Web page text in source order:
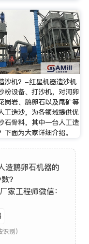
沙机？-红星机器造沙机
粉设备、打沙机，对河卵
岗岩、鹅卵石以及尾矿等
工造沙，为各领域提供优
石骨料，其中一台人工造
下面为大家详细介绍。
造鹅卵石机器的
？
家工程师微信：
识别)